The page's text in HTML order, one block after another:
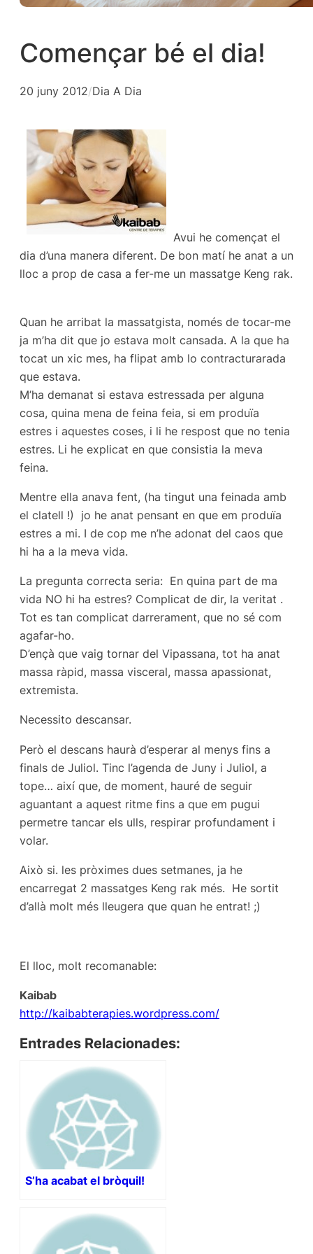
Començar bé el dia!
20 juny 2012/Dia A Dia
Avui he començat el
dia d’una manera diferent. De bon matí he anat a un
lloc a prop de casa a fer-me un massatge Keng rak.
Quan he arribat la massatgista, només de tocar-me
ja m’ha dit que jo estava molt cansada. A la que ha
tocat un xic mes, ha flipat amb lo contracturarada
que estava.
M’ha demanat si estava estressada per alguna
cosa, quina mena de feina feia, si em produïa
estres i aquestes coses, i li he respost que no tenia
estres. Li he explicat en que consistia la meva
feina.
Mentre ella anava fent, (ha tingut una feinada amb
el clatell !) jo he anat pensant en que em produïa
estres a mi. I de cop me n’he adonat del caos que
hi ha a la meva vida.
La pregunta correcta seria: En quina part de ma
vida NO hi ha estres? Complicat de dir, la veritat .
Tot es tan complicat darrerament, que no sé com
agafar-ho.
D’ençà que vaig tornar del Vipassana, tot ha anat
massa ràpid, massa visceral, massa apassionat,
extremista.
Necessito descansar.
Però el descans haurà d’esperar al menys fins a
finals de Juliol. Tinc l’agenda de Juny i Juliol, a
tope… així que, de moment, hauré de seguir
aguantant a aquest ritme fins a que em pugui
permetre tancar els ulls, respirar profundament i
volar.
Això si. les pròximes dues setmanes, ja he
encarregat 2 massatges Keng rak més. He sortit
d’allà molt més lleugera que quan he entrat! ;)
El lloc, molt recomanable:
Kaibab
http://kaibabterapies.wordpress.com/
Entrades Relacionades:
S’ha acabat el bròquil!